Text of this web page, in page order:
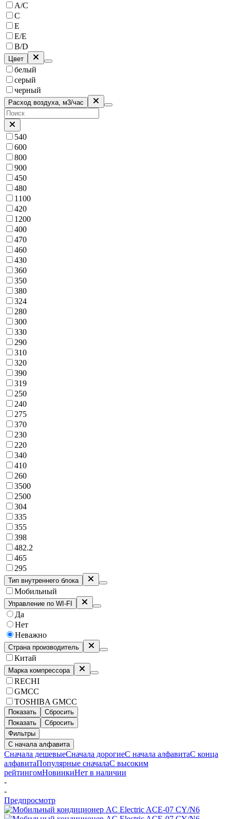
A/C
C
E
E/E
B/D
Цвет
белый
серый
черный
Расход воздуха, м3/час
540
600
800
900
450
480
1100
420
1200
400
470
460
430
360
350
380
324
280
300
330
290
310
320
390
319
250
240
275
370
230
220
340
410
260
3500
2500
304
335
355
398
482.2
465
295
Тип внутреннего блока
Мобильный
Управление по WI-FI
Да
Нет
Неважно
Страна производитель
Китай
Марка компрессора
RECHI
GMCC
TOSHIBA GMCC
Показать
Сбросить
Показать
Сбросить
Фильтры
С начала алфавита
Сначала дешевыеСначала дорогиеС начала алфавитаС конца
алфавитаПопулярные сначалаС высоким
рейтингомНовинкиНет в наличии
-
-
Предпросмотр